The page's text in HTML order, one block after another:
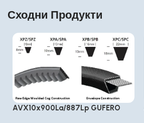
Сходни Продукти
AVX10x900La/887Lp GUFERO